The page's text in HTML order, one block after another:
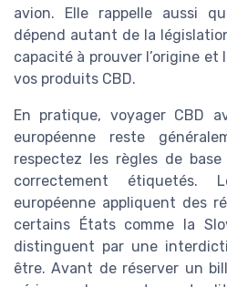
avion. Elle rappelle aussi
dépend autant de la
capacité à prouver l’origine
vos produits CBD.
En pratique, voyager CBD
européenne reste
respectez les règles de
correctement étiquetés.
européenne appliquent des
certains États comme la
distinguent par une
être. Avant de réserver un